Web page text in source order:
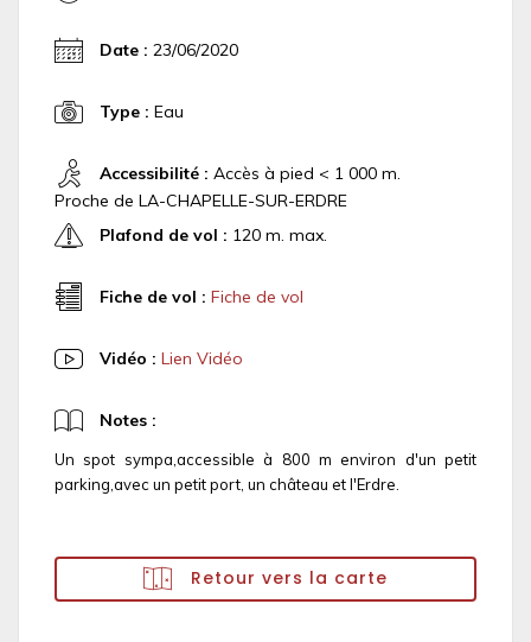
Date : 23/06/2020
Type : Eau
Accessibilité : Accès à pied < 1 000 m.
Proche de LA-CHAPELLE-SUR-ERDRE
Plafond de vol : 120 m. max.
Fiche de vol : Fiche de vol
Vidéo : Lien Vidéo
Notes :
Un spot sympa,accessible à 800 m environ d'un petit
parking,avec un petit port, un château et l'Erdre.
Retour vers la carte